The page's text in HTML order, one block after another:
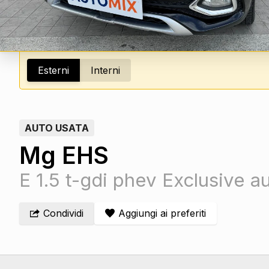
Esterni Interni
AUTO USATA
Mg EHS
E 1.5 t-gdi phev Exclusive
Condividi Aggiungi ai preferiti